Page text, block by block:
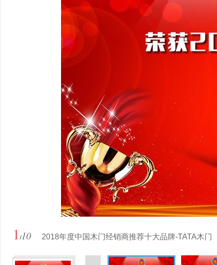
1/10 2018年度中国木门经销商推荐十大品牌-TATA木门